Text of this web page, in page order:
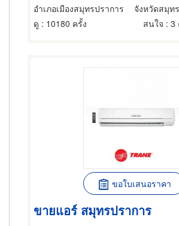
อำเภอเมืองสมุทรปราการ
จังหวัดสมุท
ดู : 10180 ครั้ง สนใจ : 3
ขอใบเสนอราคา
ขายแอร์ สมุทรปราการ